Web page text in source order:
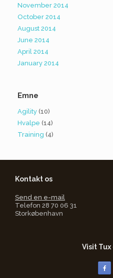
November 2014
October 2014
August 2014
June 2014
April 2014
January 2014
Emne
Agility (10)
Hvalpe (14)
Training (4)
Kontakt os
Send en e-mail
Telefon 28 70 06 31
Storkøbenhavn
Visit